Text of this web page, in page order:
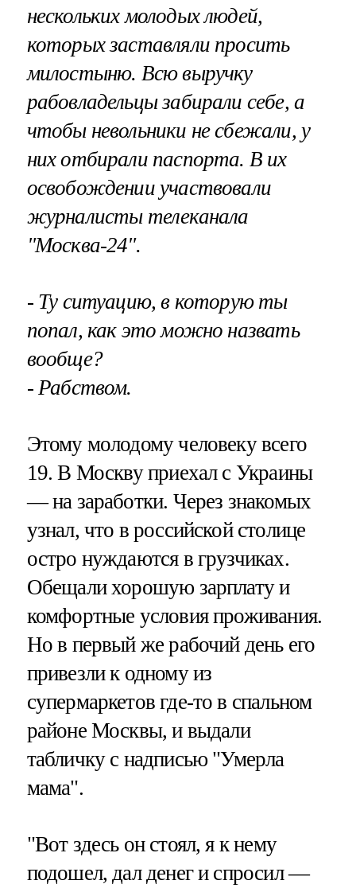
нескольких молодых людей,
которых заставляли просить
милостыню. Всю выручку
рабовладельцы забирали себе, а
чтобы невольники не сбежали, у
них отбирали паспорта. В их
освобождении участвовали
журналисты телеканала
"Москва-24".
- Ту ситуацию, в которую ты
попал, как это можно назвать
вообще?
- Рабством.
Этому молодому человеку всего
19. В Москву приехал с Украины
— на заработки. Через знакомых
узнал, что в российской столице
остро нуждаются в грузчиках.
Обещали хорошую зарплату и
комфортные условия проживания.
Но в первый же рабочий день его
привезли к одному из
супермаркетов где-то в спальном
районе Москвы, и выдали
табличку с надписью "Умерла
мама".
"Вот здесь он стоял, я к нему
подошел, дал денег и спросил —